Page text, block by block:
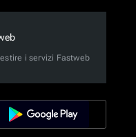
i servizi Fastweb